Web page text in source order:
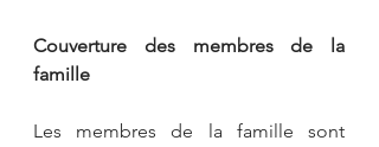
Couverture des membres de la
famille
Les membres de la famille sont